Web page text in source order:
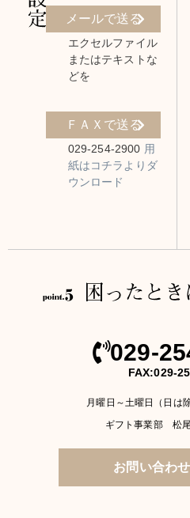
メールで送る
エクセルファイル
またはテキストな
どを
ＦＡＸで送る
029-254-2900 用
紙はコチラよりダ
ウンロード
029-
FAX:029-
月曜日～土曜日（日は除
ギフト事業部 松
お問い合わ